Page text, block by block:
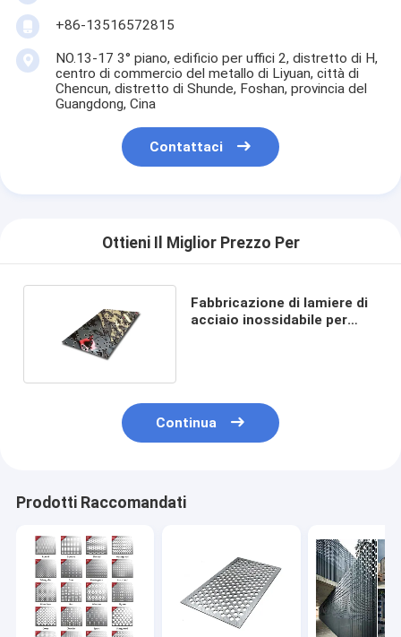
+86-13516572815
NO.13-17 3° piano, edificio per uffici 2, distretto di H,
centro di commercio del metallo di Liyuan, città di
Chencun, distretto di Shunde, Foshan, provincia del
Guangdong, Cina
Contattaci
Ottieni Il Miglior Prezzo Per
Fabbricazione di lamiere di
acciaio inossidabile per
Continua
Prodotti Raccomandati